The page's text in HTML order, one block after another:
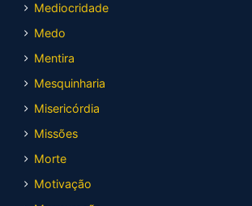
Mediocridade
Medo
Mentira
Mesquinharia
Misericórdia
Missões
Morte
Motivação